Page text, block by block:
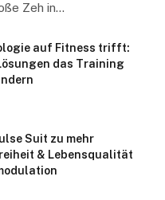
Zeh in…
auf Fitness trifft:
das Training
Suit zu mehr
& Lebensqualität